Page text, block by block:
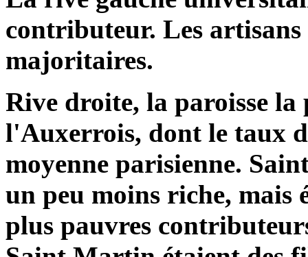
contributeur. Les
majoritaires.
Rive droite, la paroisse la
l'Auxerrois, dont le taux
moyenne parisienne.
un peu moins riche, mais
plus pauvres